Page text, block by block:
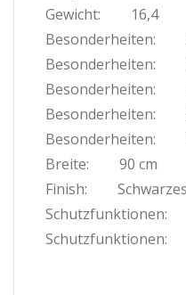
Gewicht:
16,4
Besonderheiten:
Besonderheiten:
Besonderheiten:
Besonderheiten:
Besonderheiten:
Breite:
90 cm
Finish:
Schutzfunktionen:
Schutzfunktionen: